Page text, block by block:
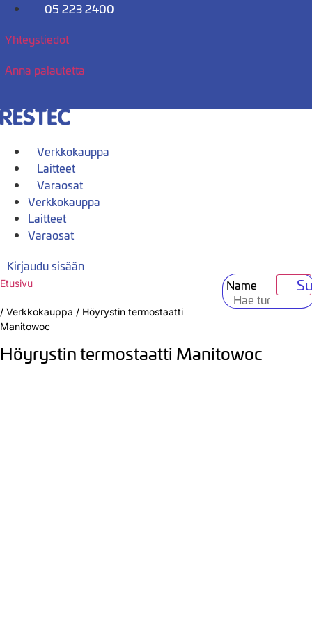
Mene
05 223 2400
Yhteystiedot
Anna palautetta
Verkkokauppa
Laitteet
Varaosat
Verkkokauppa
Laitteet
Varaosat
Kirjaudu sisään
Name
Etusivu
/ Verkkokauppa / Höyrystin termostaatti
Manitowoc
Höyrystin termostaatti Manitowoc